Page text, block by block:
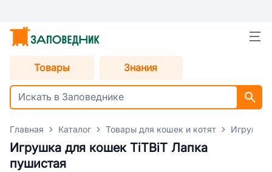
Товары Знания
Главная Каталог Товары для кошек и котят Игрушки
Игрушка для кошек TiTBiT Лапка
пушистая